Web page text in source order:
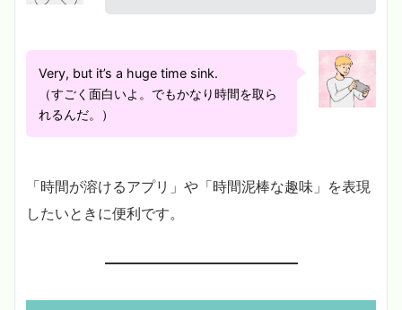
Very, but it’s a huge time sink.
（すごく面白いよ。でもかなり時間を取ら
れるんだ。）
「時間が溶けるアプリ」や「時間泥棒な趣味」を表現
したいときに便利です。